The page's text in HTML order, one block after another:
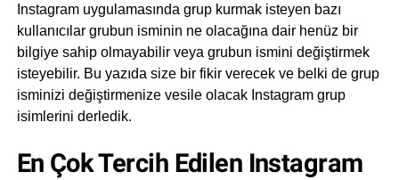
Instagram uygulamasında grup kurmak isteyen bazı
kullanıcılar grubun isminin ne olacağına dair henüz bir
bilgiye sahip olmayabilir veya grubun ismini değiştirmek
isteyebilir. Bu yazıda size bir fikir verecek ve belki de grup
isminizi değiştirmenize vesile olacak Instagram grup
isimlerini derledik.
En Çok Tercih Edilen Instagram